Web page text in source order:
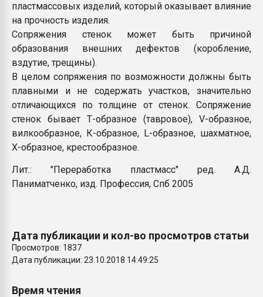
ПЕРЕЙТИ НА
пластмассовых изделий, который оказывает влияние
на прочность изделия.
Сопряжения стенок может быть причиной
образования внешних дефектов (коробление,
вздутие, трещины).
В целом сопряжения по возможности должны быть
плавными и не содержать участков, значительно
отличающихся по толщине от стенок. Сопряжение
стенок бывает Т-образное (тавровое), V-образное,
вилкообразное, К-образное, L-образное, шахматное,
X-образное, крестообразное.
Лит.: "Переработка пластмасс" ред. А.Д.
Паниматченко, изд. Профессия, Спб 2005
Дата публикации и кол-во просмотров статьи
Просмотров: 1837
Дата публикации: 23.10.2018 14:49:25
Время чтения